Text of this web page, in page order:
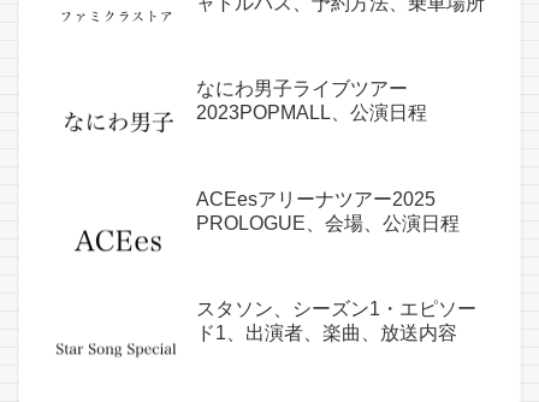
なにわ男子ライブツアー
2023POPMALL、公演日程
ACEesアリーナツアー2025
PROLOGUE、会場、公演日程
スタソン、シーズン1・エピソー
ド1、出演者、楽曲、放送内容